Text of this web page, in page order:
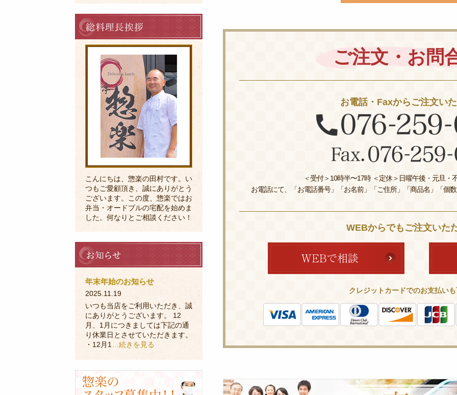
ご注文・お問
お電話・Faxからご注文い
＜受付＞10時半〜17時 ＜定休＞日曜午後・元旦・
お電話にて、「お電話番号」「お名前」「ご住所」「商品名」「個
WEBからでもご注文いた
クレジットカードでのお支払い
皆
料
理
長
こんにちは、惣楽の田村です。い
つもご愛顧頂き、誠にありがとう
ございます。この度、惣楽ではお
弁当・オードブルの宅配を始めま
した。何なりとご相談ください！
お
知
ら
年末年始のお知らせ
2025.11.19
いつも当店をご利用いただき、誠
にありがとうございます。 12
月、1月につきましては下記の通
り休業日とさせていただきます。
・12月1…続きを見る
用